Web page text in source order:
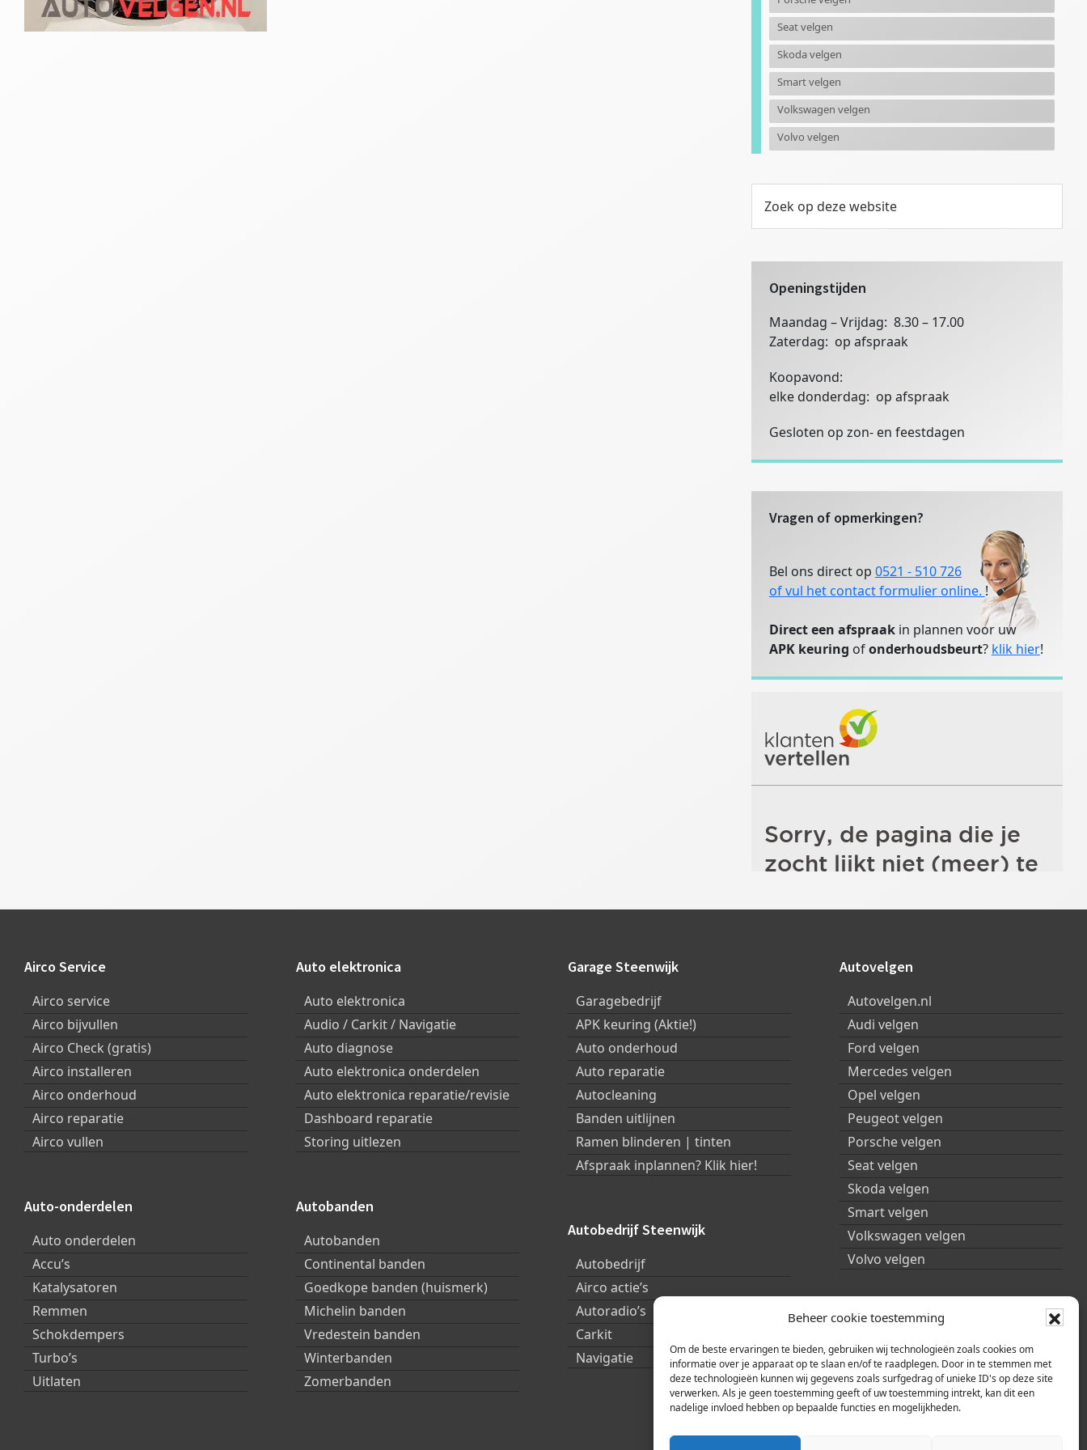
Beheer cookie toestemming
Om de beste ervaringen te bieden, gebruiken wij technologieën zoals cookies om
informatie over je apparaat op te slaan en/of te raadplegen. Door in te stemmen met
deze technologieën kunnen wij gegevens zoals surfgedrag of unieke ID's op deze site
verwerken. Als je geen toestemming geeft of uw toestemming intrekt, kan dit een
nadelige invloed hebben op bepaalde functies en mogelijkheden.
Seat velgen
Skoda velgen
Smart velgen
Volkswagen velgen
Volvo velgen
op
deze
Openingstijden
Maandag – Vrijdag: 8.30 – 17.00
Zaterdag: op afspraak
Koopavond:
elke donderdag: op afspraak
Gesloten op zon- en feestdagen
Vragen of opmerkingen?
Bel ons direct op 0521 - 510 726
of vul het contact formulier online. !
Direct een afspraakin plannen voor uw
APK keuring ofonderhoudsbeurt? klik hier!
Footer
Airco Service
Airco service
Airco bijvullen
Airco Check (gratis)
Airco installeren
Airco onderhoud
Airco reparatie
Airco vullen
Auto-onderdelen
Auto onderdelen
Accu’s
Katalysatoren
Remmen
Schokdempers
Turbo’s
Uitlaten
Auto elektronica
Auto elektronica
Audio / Carkit / Navigatie
Auto diagnose
Auto elektronica onderdelen
Auto elektronica reparatie/revisie
Dashboard reparatie
Storing uitlezen
Autobanden
Autobanden
Continental banden
Goedkope banden (huismerk)
Michelin banden
Vredestein banden
Winterbanden
Zomerbanden
Garage Steenwijk
Garagebedrijf
APK keuring (Aktie!)
Auto onderhoud
Auto reparatie
Autocleaning
Banden uitlijnen
Ramen blinderen | tinten
Afspraak inplannen? Klik hier!
Autobedrijf Steenwijk
Autobedrijf
Airco actie’s
Autoradio’s
Carkit
Navigatie
Autovelgen
Autovelgen.nl
Audi velgen
Ford velgen
Mercedes velgen
Opel velgen
Peugeot velgen
Porsche velgen
Seat velgen
Skoda velgen
Smart velgen
Volkswagen velgen
Volvo velgen